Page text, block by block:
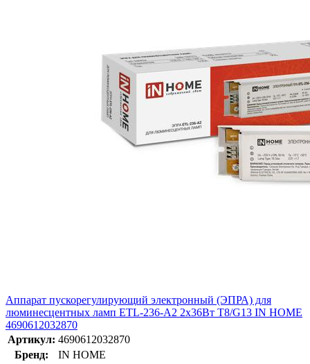
Аппарат пускорегулирующий электронный (ЭПРА) для
люминесцентных ламп ETL-236-А2 2х36Вт Т8/G13 IN HOME
4690612032870
Артикул: 4690612032870
Бренд:
IN HOME